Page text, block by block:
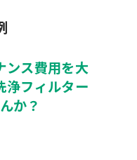
ンス費用を大
浄フィルター
か？